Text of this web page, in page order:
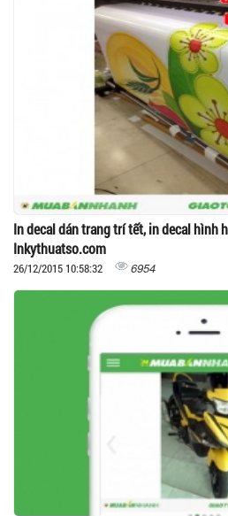
In decal dán trang trí tết, in decal hình
Inkythuatso.com
26/12/2015 10:58:32 6954